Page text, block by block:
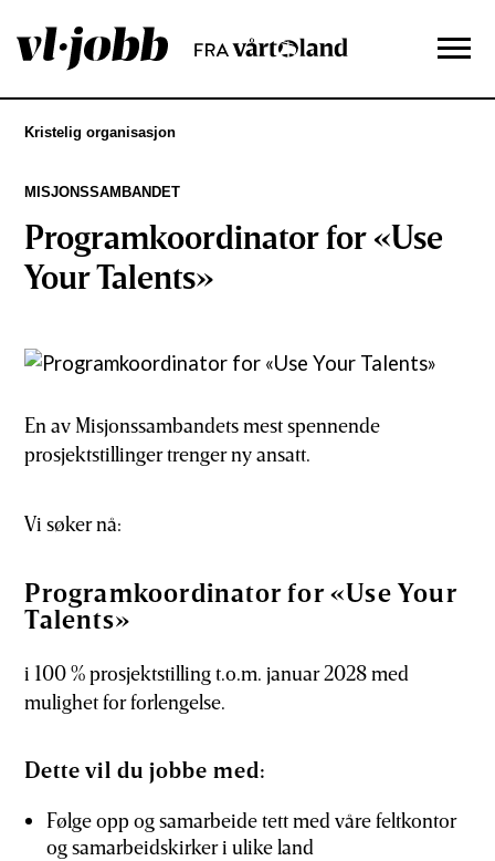
Kristelig organisasjon
MISJONSSAMBANDET
Programkoordinator for «Use
Your Talents»
En av Misjonssambandets mest spennende
prosjektstillinger trenger ny ansatt.
Vi søker nå:
Programkoordinator for «Use Your
Talents»
i 100 % prosjektstilling t.o.m. januar 2028 med
mulighet for forlengelse.
Dette vil du jobbe med:
Følge opp og samarbeide tett med våre feltkontor
og samarbeidskirker i ulike land